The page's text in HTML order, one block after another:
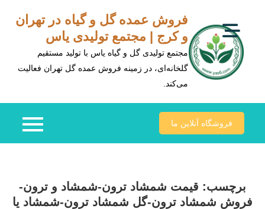
content
فروش عمده گل و گیاه در تهران
و کرج | مجتمع تولیدی یاس
مجتمع تولیدی گل و گیاه یاس با تولید مستقیم
گلخانه‌ای، در زمینه فروش عمده گل تهران فعالیت
می‌کند.
فروشگاه آنلاین ما
برچسب: قیمت شمشاد ترون-شمشاد و ترون-
فروش شمشاد ترون-گل شمشاد ترون-شمشاد یا